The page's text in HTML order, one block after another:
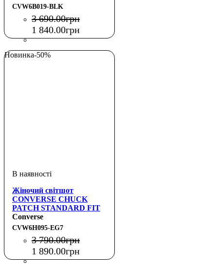
CVW6B019-BLK
3 690.00грн
1 840.00грн
Новинка-50%
Жіночий світшот
CONVERSE CHUCK
PATCH STANDARD FIT
HOODIE AOP
Converse
CVW6H095-EG7
3 790.00грн
1 890.00грн